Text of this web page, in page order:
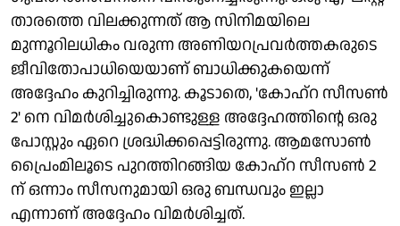
താരത്തെ വിലക്കുന്നത് ആ സിനിമയിലെ
മുന്നൂറിലധികം വരുന്ന അണിയറപ്രവര്‍ത്തകരുടെ
ജീവിതോപാധിയെയാണ് ബാധിക്കുകയെന്ന്
അദ്ദേഹം കുറിച്ചിരുന്നു. കൂടാതെ, 'കോഹ്റ സീസണ്‍
2' നെ വിമര്‍ശിച്ചുകൊണ്ടുള്ള അദ്ദേഹത്തിന്റെ ഒരു
പോസ്റ്റും ഏറെ ശ്രദ്ധിക്കപ്പെട്ടിരുന്നു. ആമസോണ്‍
പ്രൈംമിലൂടെ പുറത്തിറങ്ങിയ കോഹ്‌റ സീസണ്‍ 2
ന് ഒന്നാം സീസനുമായി ഒരു ബന്ധവും ഇല്ലാ
എന്നാണ് അദ്ദേഹം വിമര്‍ശിച്ചത്.